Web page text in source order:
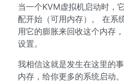
当一个KVM虚拟机启动时，
配开始（可用内存）。 在系
用它的膨胀来回收这个内存
设置。
我相信这就是发生在这里的
内存，给你更多的系统启动。